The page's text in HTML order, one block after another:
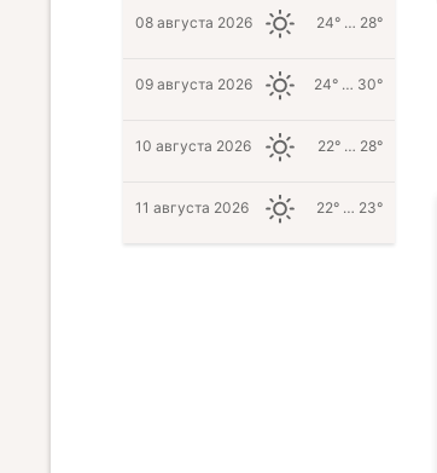
08 августа 2026 24° … 28°
09 августа 2026 24° … 30°
10 августа 2026 22° … 28°
11 августа 2026 22° … 23°